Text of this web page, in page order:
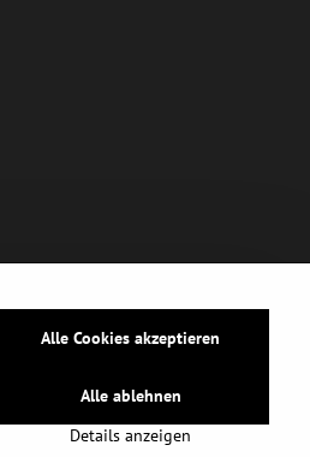
Details anzeigen
Alle Cookies akzeptieren
Alle ablehnen